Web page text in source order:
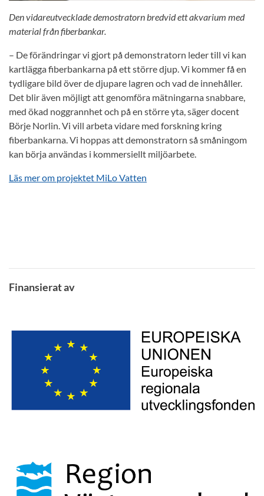
Den vidareutvecklade demostratorn bredvid ett akvarium med
material från fiberbankar.
– De förändringar vi gjort på demonstratorn leder till vi kan
kartlägga fiberbankarna på ett större djup. Vi kommer få en
tydligare bild över de djupare lagren och vad de innehåller.
Det blir även möjligt att genomföra mätningarna snabbare,
med ökad noggrannhet och på en större yta, säger docent
Börje Norlin. Vi vill arbeta vidare med forskning kring
fiberbankarna. Vi hoppas att demonstratorn så småningom
kan börja användas i kommersiellt miljöarbete.
Läs mer om projektet MiLo Vatten
Finansierat av